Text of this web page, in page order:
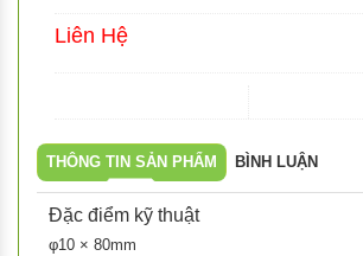
Liên Hệ
THÔNG TIN SẢN PHẨM BÌNH LUẬN
Đặc điểm kỹ thuật
φ10 × 80mm